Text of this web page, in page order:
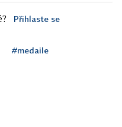
Přihlaste se
#medaile